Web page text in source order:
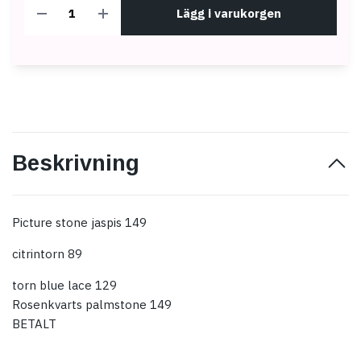
Lägg i varukorgen
Beskrivning
Picture stone jaspis 149
citrintorn 89
torn blue lace 129
Rosenkvarts palmstone 149
BETALT